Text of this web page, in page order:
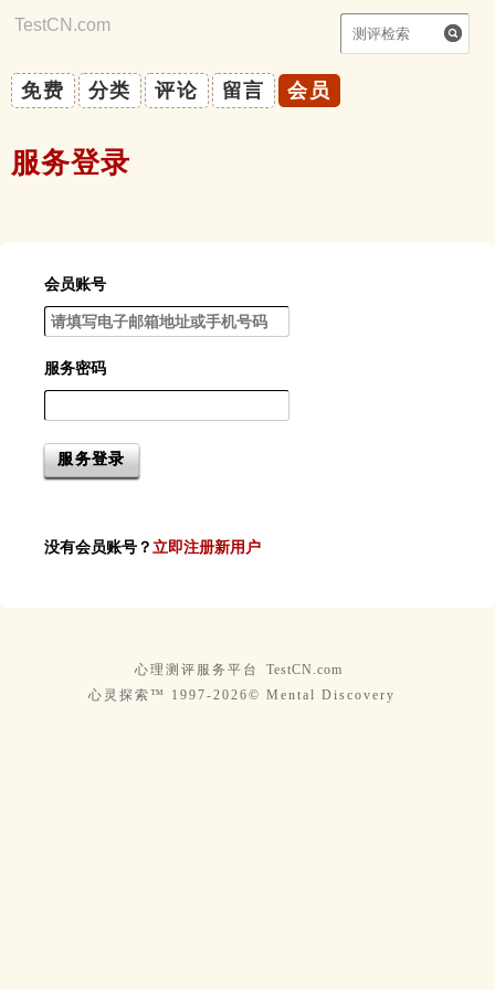
TestCN.com
免费 分类 评论 留言 会员
服务登录
会员账号
服务密码
没有会员账号？立即注册新用户
心理测评服务平台
TestCN.com
心灵探索™ 1997-2026© Mental Discovery